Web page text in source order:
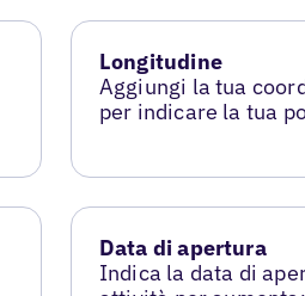
Longitudine
Aggiungi la tua
per indicare la tua
Data di apertura
Indica la data di